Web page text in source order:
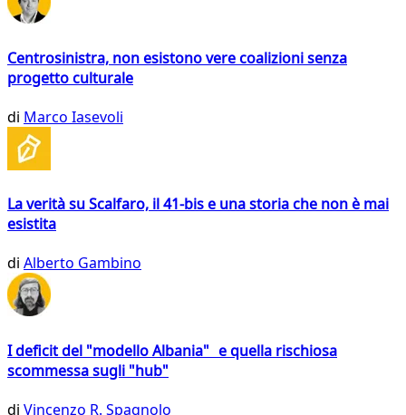
Centrosinistra, non esistono vere coalizioni senza
progetto culturale
di Marco Iasevoli
La verità su Scalfaro, il 41-bis e una storia che non è mai
esistita
di Alberto Gambino
I deficit del "modello Albania" e quella rischiosa
scommessa sugli "hub"
di Vincenzo R. Spagnolo